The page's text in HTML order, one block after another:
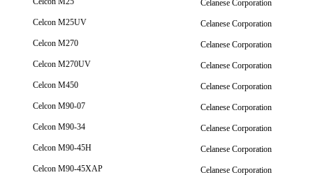
Celanese Corporation
Celcon M25UV
Celanese Corporation
Celcon M270
Celanese Corporation
Celcon M270UV
Celanese Corporation
Celcon M450
Celanese Corporation
Celcon M90-07
Celanese Corporation
Celcon M90-34
Celanese Corporation
Celcon M90-45H
Celanese Corporation
Celcon M90-45XAP
Celanese Corporation